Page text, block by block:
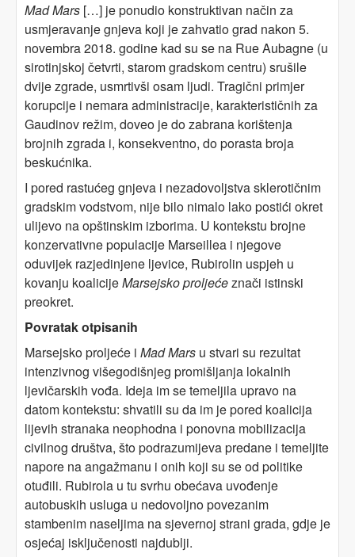
Mad Mars […] je ponudio konstruktivan način za
usmjeravanje gnjeva koji je zahvatio grad nakon 5.
novembra 2018. godine kad su se na Rue Aubagne (u
sirotinjskoj četvrti, starom gradskom centru) srušile
dvije zgrade, usmrtivši osam ljudi. Tragični primjer
korupcije i nemara administracije, karakterističnih za
Gaudinov režim, doveo je do zabrana korištenja
brojnih zgrada i, konsekventno, do porasta broja
beskućnika.
I pored rastućeg gnjeva i nezadovoljstva sklerotičnim
gradskim vodstvom, nije bilo nimalo lako postići okret
ulijevo na opštinskim izborima. U kontekstu brojne
konzervativne populacije Marseillea i njegove
oduvijek razjedinjene ljevice, Rubirolin uspjeh u
kovanju koalicijeMarsejsko proljećeznači istinski
preokret.
Povratak otpisanih
Marsejsko proljeće i Mad Mars u stvari su rezultat
intenzivnog višegodišnjeg promišljanja lokalnih
ljevičarskih vođa. Ideja im se temeljila upravo na
datom kontekstu: shvatili su da im je pored koalicija
lijevih stranaka neophodna i ponovna mobilizacija
civilnog društva, što podrazumijeva predane i temeljite
napore na angažmanu i onih koji su se od politike
otuđili. Rubirola u tu svrhu obećava uvođenje
autobuskih usluga u nedovoljno povezanim
stambenim naseljima na sjevernoj strani grada, gdje je
osjećaj isključenosti najdublji.